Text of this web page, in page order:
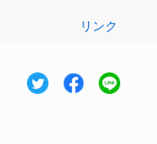
リンク